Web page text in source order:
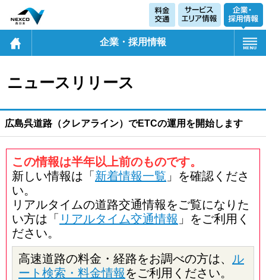
企業・採用情報
ニュースリリース
広島呉道路（クレアライン）でETCの運用を開始します
この情報は半年以上前のものです。
新しい情報は「 新着情報一覧 」を確認くださ
い。
リアルタイムの道路交通情報をご覧になりた
い方は「 リアルタイム交通情報 」をご利用く
ださい。
高速道路の料金・経路をお調べの方は、 ル
ート検索・料金情報をご利用ください。